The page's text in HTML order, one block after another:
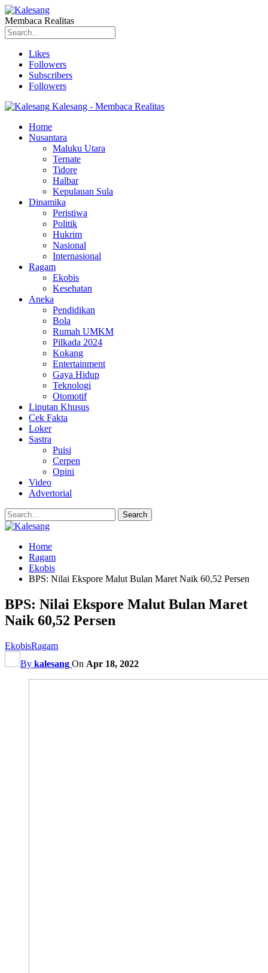
Membaca Realitas
Likes
Followers
Subscribers
Followers
Kalesang - Membaca Realitas
Home
Nusantara
Maluku Utara
Ternate
Tidore
Halbar
Kepulauan Sula
Dinamika
Peristiwa
Politik
Hukrim
Nasional
Internasional
Ragam
Ekobis
Kesehatan
Aneka
Pendidikan
Bola
Rumah UMKM
Pilkada 2024
Kokang
Entertainment
Gaya Hidup
Teknologi
Otomotif
Liputan Khusus
Cek Fakta
Loker
Sastra
Puisi
Cerpen
Opini
Video
Advertorial
Home
Ragam
Ekobis
BPS: Nilai Ekspore Malut Bulan Maret Naik 60,52 Persen
BPS: Nilai Ekspore Malut Bulan Maret
Naik 60,52 Persen
EkobisRagam
By kalesang On Apr 18, 2022